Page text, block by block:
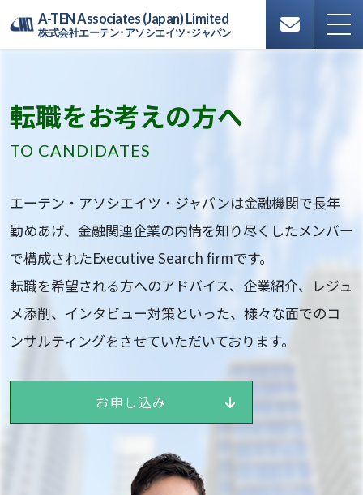
A-TEN Associates (Japan) Limited
株式会社エーテン･アソシエイツ･ジャパン
転職をお考えの方へ
TO CANDIDATES
エーテン・アソシエイツ・ジャパンは金融機関で長年
勤めあげ、 金融関連企業の内情を知り尽くしたメンバー
で構成されたExecutive Search firmです。
転職を希望される方へのアドバイス、企業紹介、 レジュ
メ添削、インタビュー対策といった、 様々な面でのコ
ンサルティングをさせていただいております。
お申し込み